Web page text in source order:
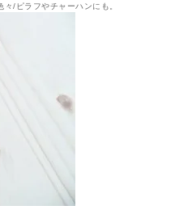
/ピラフやチャーハンにも。